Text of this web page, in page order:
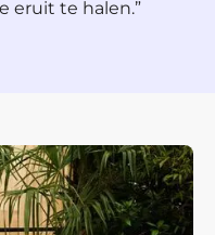
eruit te halen.”